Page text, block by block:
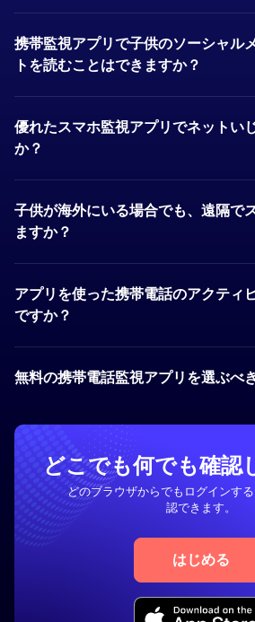
携帯監視アプリで子供のソーシャル
トを読むことはできますか？
優れたスマホ監視アプリでネットい
か？
子供が海外にいる場合でも、遠隔で
ますか？
アプリを使った携帯電話のアクティ
ですか？
無料の携帯電話監視アプリを選ぶべ
どこでも何でも確認
どのブラウザからでもログインす
認できます。
はじめる